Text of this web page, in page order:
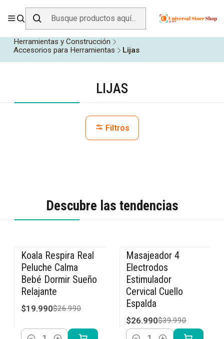
ENVÍO GRATIS SOBRE$19.990EN ZONA CENTRO
Herramientas y Construcción
Accesorios para Herramientas
Lijas
LIJAS
Filtros
Descubre las tendencias
-26% OFF
Koala Respira Real
Peluche Calma
Bebé Dormir Sueño
Relajante
$19.990$26.990
-33% OFF
Masajeador 4
Electrodos
Estimulador
Cervical Cuello
Espalda
$26.990$39.990